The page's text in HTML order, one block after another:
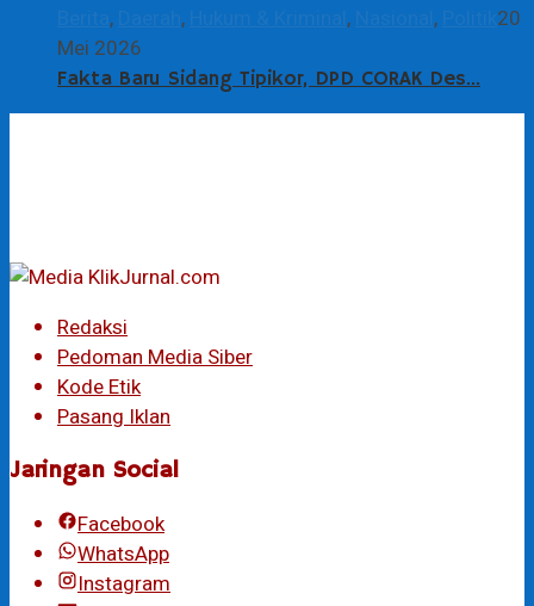
, , , ,
20
Mei 2026
Fakta Baru Sidang Tipikor, DPD CORAK Des…
Redaksi
Pedoman Media Siber
Kode Etik
Pasang Iklan
Jaringan Social
Facebook
WhatsApp
Instagram